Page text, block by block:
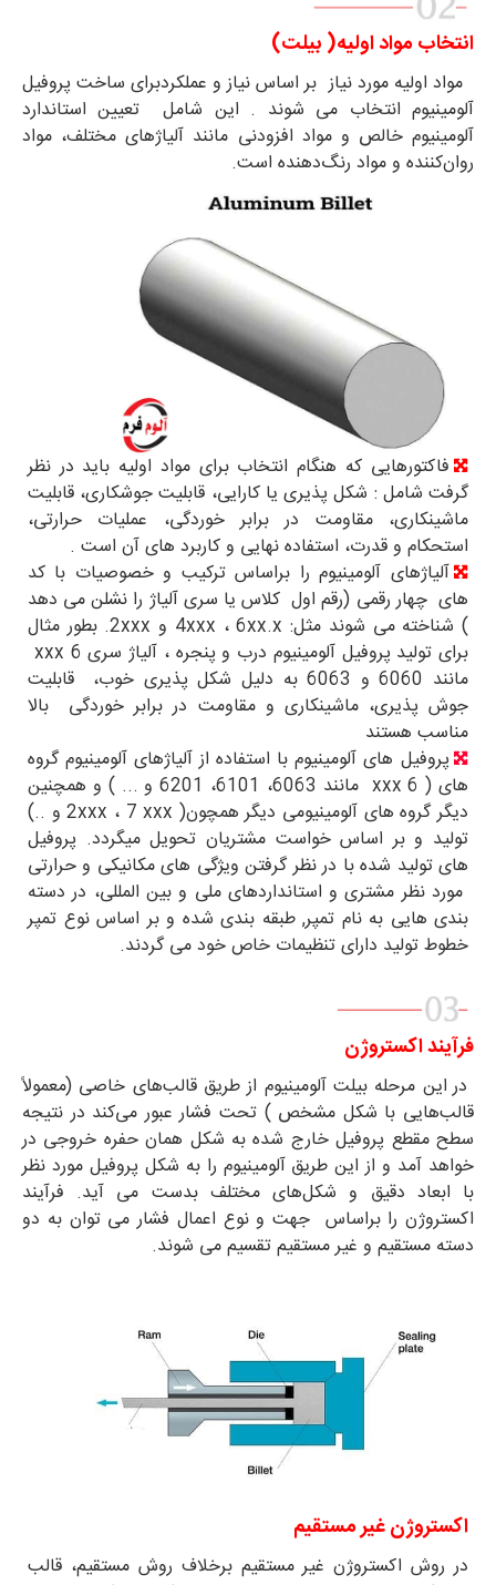
انتخاب مواد اولیه( بیلت)
مواد اولیه مورد نیاز بر اساس نیاز و عملکردبرای ساخت پروفیل
آلومینیوم انتخاب می شوند . این شامل تعیین استاندارد
آلومینیوم خالص و مواد افزودنی مانند آلیاژهای مختلف، مواد
روان‌کننده و مواد رنگ‌دهنده است.
فاکتورهایی که هنگام انتخاب برای مواد اولیه باید در نظر
گرفت شامل : شکل پذیری یا کارایی، قابلیت جوشکاری، قابلیت
ماشینکاری، مقاومت در برابر خوردگی، عملیات حرارتی،
استحکام و قدرت، استفاده نهایی و کاربرد های آن است .
آلیاژهای آلومینیوم را براساس ترکیب و خصوصیات با کد
های چهار رقمی (رقم اول کلاس یا سری آلیاژ را نشلن می دهد
) شناخته می شوند مثل: 4xxx ، 6xx.x و 2xxx. بطور مثال
مانند 6060 و 6063 به دلیل شکل پذیری خوب، قابلیت
جوش پذیری، ماشینکاری و مقاومت در برابر خوردگی بالا
مناسب هستند
پروفیل های آلومینیوم با استفاده از آلیاژهای آلومینیوم گروه
های ( 6 xxx مانند 6063، 6101، 6201 و ... ) و همچنین
دیگر گروه های آلومینیومی دیگر همچون( 2xxx ، 7 xxx و ..)
تولید و بر اساس خواست مشتریان تحویل میگردد. پروفیل
های تولید شده با در نظر گرفتن ویژگی های مکانیکی و حرارتی
مورد نظر مشتری و استانداردهای ملی و بین المللی، در دسته
بندی هایی به نام تمپر, طبقه بندی شده و بر اساس نوع تمپر
خطوط تولید دارای تنظیمات خاص خود می گردند.
فرآیند اکستروژن
در این مرحله بیلت آلومینیوم از طریق قالب‌های خاصی (معمولاً
قالب‌هایی با شکل مشخص ) تحت فشار عبور می‌کند در نتیجه
سطح مقطع پروفیل خارج شده به شکل همان حفره خروجی در
خواهد آمد و از این طریق آلومینیوم را به شکل پروفیل مورد نظر
با ابعاد دقیق و شکل‌های مختلف بدست می آید. فرآیند
اکستروژن را براساس جهت و نوع اعمال فشار می توان به دو
دسته مستقیم و غیر مستقیم تقسیم می شوند.
اکستروژن غیر مستقیم
در روش اکستروژن غیر مستقیم برخلاف روش مستقیم، قالب